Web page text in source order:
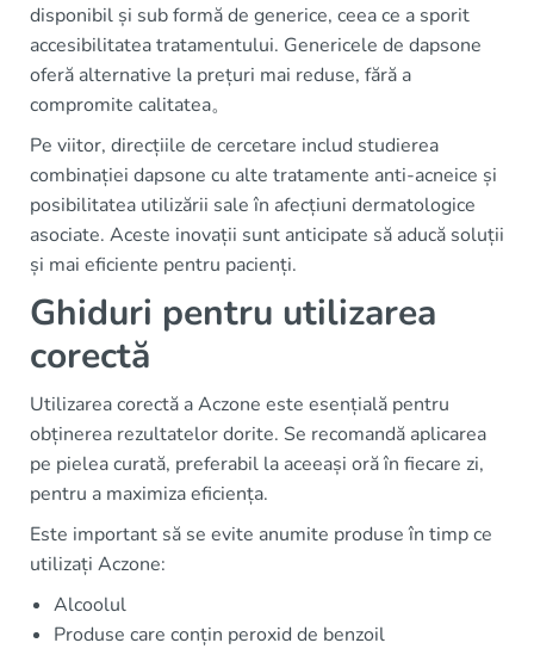
disponibil și sub formă de generice, ceea ce a sporit
accesibilitatea tratamentului. Genericele de dapsone
oferă alternative la prețuri mai reduse, fără a
compromite calitatea。
Pe viitor, direcțiile de cercetare includ studierea
combinației dapsone cu alte tratamente anti-acneice și
posibilitatea utilizării sale în afecțiuni dermatologice
asociate. Aceste inovații sunt anticipate să aducă soluții
și mai eficiente pentru pacienți.
Ghiduri pentru utilizarea
corectă
Utilizarea corectă a Aczone este esențială pentru
obținerea rezultatelor dorite. Se recomandă aplicarea
pe pielea curată, preferabil la aceeași oră în fiecare zi,
pentru a maximiza eficiența.
Este important să se evite anumite produse în timp ce
utilizați Aczone:
Alcoolul
Produse care conțin peroxid de benzoil